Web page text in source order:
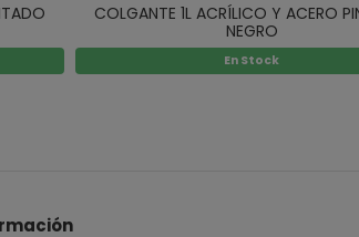
COLGANTE 1L ACRÍLICO Y ACERO
NEGRO
En Stock